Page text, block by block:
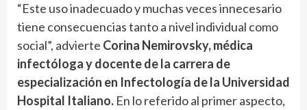
“Este uso inadecuado y muchas veces innecesario
tiene consecuencias tanto a nivel individual como
social”, advierte Corina Nemirovsky, médica
infectóloga y docente de la carrera de
especialización en Infectología de la Universidad
Hospital Italiano. En lo referido al primer aspecto,